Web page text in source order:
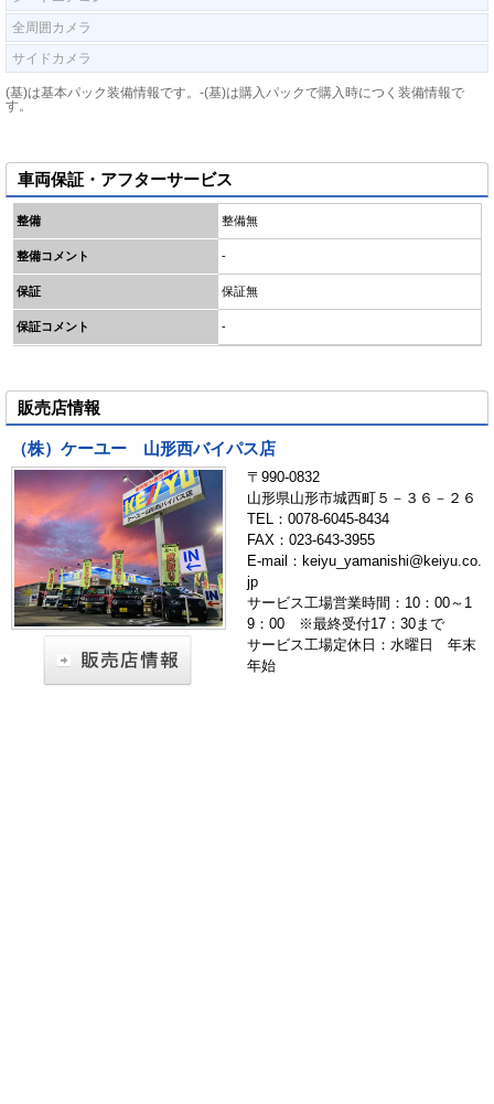
全周囲カメラ
サイドカメラ
(基)は基本パック装備情報です。-(基)は購入パックで購入時につく装備情報で
す。
車両保証・アフターサービス
整備 整備無
整備コメント -
保証 保証無
保証コメント -
販売店情報
（株）ケーユー 山形西バイパス店
〒990-0832
山形県山形市城西町５－３６－２６
TEL：0078-6045-8434
FAX：023-643-3955
E-mail：keiyu_yamanishi@keiyu.co.
jp
サービス工場営業時間：10：00～1
9：00 ※最終受付17：30まで
サービス工場定休日：水曜日 年末
年始